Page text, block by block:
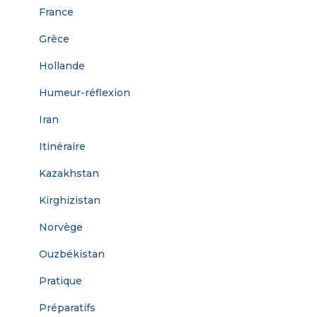
France
Grèce
Hollande
Humeur-réflexion
Iran
Itinéraire
Kazakhstan
Kirghizistan
Norvège
Ouzbékistan
Pratique
Préparatifs